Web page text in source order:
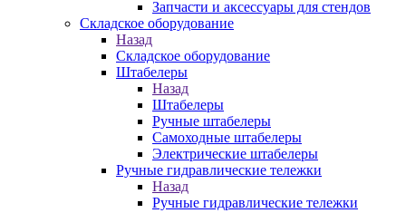
Запчасти и аксессуары для стендов
Складское оборудование
Назад
Складское оборудование
Штабелеры
Назад
Штабелеры
Ручные штабелеры
Самоходные штабелеры
Электрические штабелеры
Ручные гидравлические тележки
Назад
Ручные гидравлические тележки